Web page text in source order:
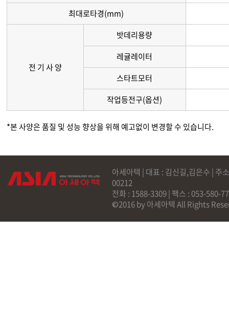
최대로타경(mm)
전 기 사 양
밧데리용량
레귤레이터
스타트모터
작업등전구(옵션)
*본 사양은 품질 및 성능 향상을 위해 예고없이 변경할 수 있습니다.
아세아텍 | 대표 : 김신길,김은수 | 주
00212
전화 : 1588-3309 | 팩스 : 053-580-
©2016 by 아세아텍 All Rights